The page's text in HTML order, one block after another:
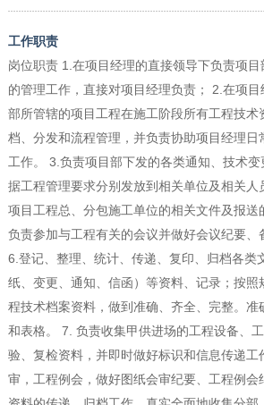
工作职责
岗位职责 1.在项目经理的直接领导下负责项
的管理工作，直接对项目经理负责； 2.在项目
部所管辖的项目工程在施工阶段所有工程技术
档、分发和流程管理，并负责协助项目经理日
工作。 3.负责项目部下发的各类通知、技术
据工程管理要求分别发放到相关单位及相关人
项目工程总、分包施工单位的相关文件及报送
负责参加与工程有关的会议并做好会议纪要、
6.登记、整理、统计、传递、复印、归档各类
纸、变更、通知、信函）等资料、记录；按照
程技术档案资料，做到准确、齐全、完整。准
和表格。 7. 负责收集甲供进场的工程设备、
验、复检资料，并即时做好标识和信息传递工
审，工程例会，做好图纸会审纪要、工程例会